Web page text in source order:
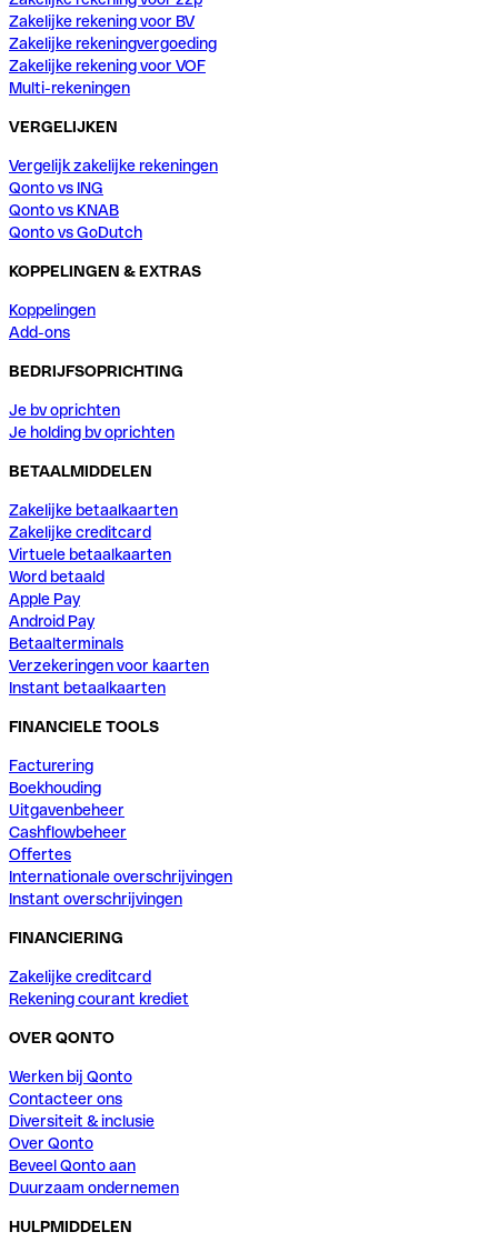
Zakelijke rekening voor BV
Zakelijke rekeningvergoeding
Zakelijke rekening voor VOF
Multi-rekeningen
VERGELIJKEN
Vergelijk zakelijke rekeningen
Qonto vs ING
Qonto vs KNAB
Qonto vs GoDutch
KOPPELINGEN & EXTRAS
Koppelingen
Add-ons
BEDRIJFSOPRICHTING
Je bv oprichten
Je holding bv oprichten
BETAALMIDDELEN
Zakelijke betaalkaarten
Zakelijke creditcard
Virtuele betaalkaarten
Word betaald
Apple Pay
Android Pay
Betaalterminals
Verzekeringen voor kaarten
Instant betaalkaarten
FINANCIELE TOOLS
Facturering
Boekhouding
Uitgavenbeheer
Cashflowbeheer
Offertes
Internationale overschrijvingen
Instant overschrijvingen
FINANCIERING
Zakelijke creditcard
Rekening courant krediet
OVER QONTO
Werken bij Qonto
Contacteer ons
Diversiteit & inclusie
Over Qonto
Beveel Qonto aan
Duurzaam ondernemen
HULPMIDDELEN